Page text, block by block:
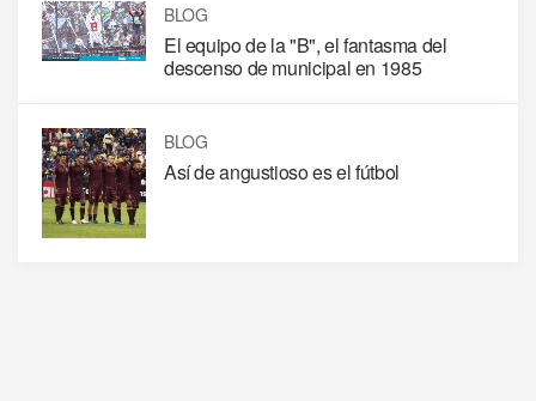
BLOG
El equipo de la "B", el fantasma del
descenso de municipal en 1985
BLOG
Así de angustioso es el fútbol